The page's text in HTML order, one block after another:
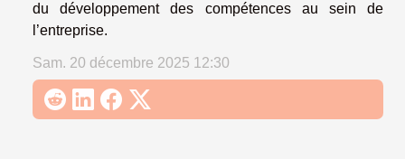
du développement des compétences au sein de
l’entreprise.
Sam. 20 décembre 2025 12:30